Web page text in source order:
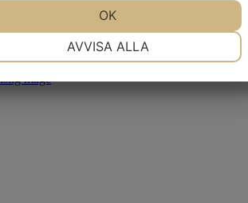
att utveckla metabola sjukdomar
mage
AVVISA ALLA
OK